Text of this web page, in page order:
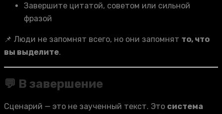
Завершите цитатой, советом или сильной
фразой
📌 Люди не запомнят всего, но они запомнят то, что
вы выделите.
💬 В завершение
Сценарий — это не заученный текст. Это система